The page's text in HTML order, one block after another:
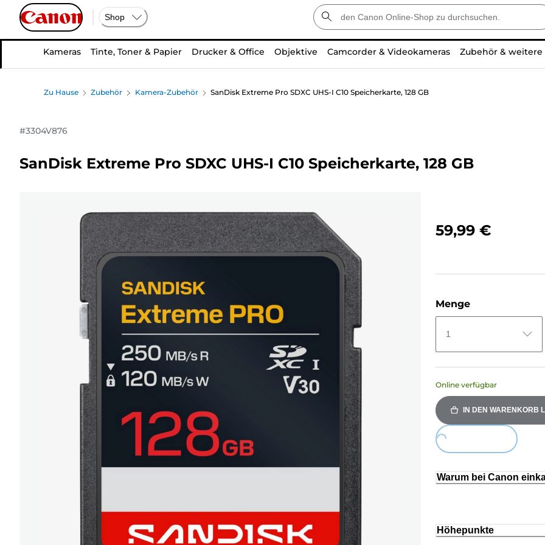
Shop
Kameras Tinte, Toner & Papier Drucker & Office Objektive Camcorder & Videokameras Zubehör &
Zu Hause Zubehör Kamera-Zubehör SanDisk Extreme Pro SDXC UHS-I C10 Speicherkarte, 128 GB
#3304V876
SanDisk Extreme Pro SDXC UHS-I C10 Speicherkarte, 128 GB
59,99 €
Menge
1
Online verfügbar
IN DEN WARENKORB
Loading...
Warum bei Canon
Höhepunkte